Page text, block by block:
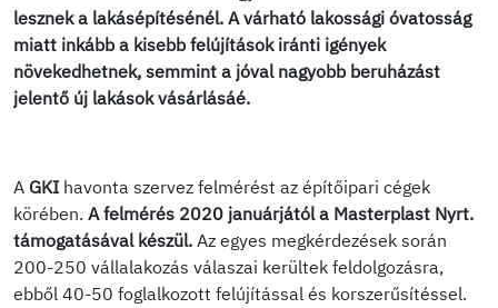
lesznek a lakásépítésénél. A várható lakossági óvatosság
miatt inkább a kisebb felújítások iránti igények
növekedhetnek, semmint a jóval nagyobb beruházást
jelentő új lakások vásárlásáé.
A GKI havonta szervez felmérést az építőipari cégek
körében. A felmérés 2020 januárjától a Masterplast Nyrt.
támogatásával készül. Az egyes megkérdezések során
200-250 vállalakozás válaszai kerültek feldolgozásra,
ebből 40-50 foglalkozott felújítással és korszerűsítéssel.